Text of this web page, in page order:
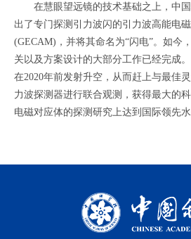
在慧眼望远镜的技术基础之上，中国
出了专门探测引力波闪的引力波高能电
(GECAM)，并将其命名为“闪电”。如今
关以及方案设计的大部分工作已经完成
在2020年前发射升空，从而赶上与最佳
力波探测器进行联合观测，获得最大的
电磁对应体的探测研究上达到国际领先